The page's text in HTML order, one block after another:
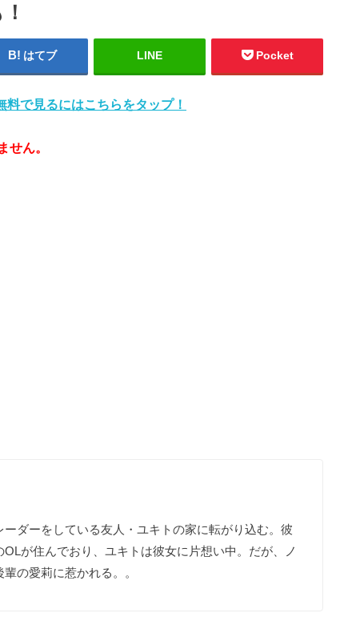
はてブ LINE Pocket
で見るにはこちらをタップ！
ん。
ダーをしている友人・ユキトの家に転がり込む。彼
が住んでおり、ユキトは彼女に片想い中。だが、ノ
の愛莉に惹かれる。。